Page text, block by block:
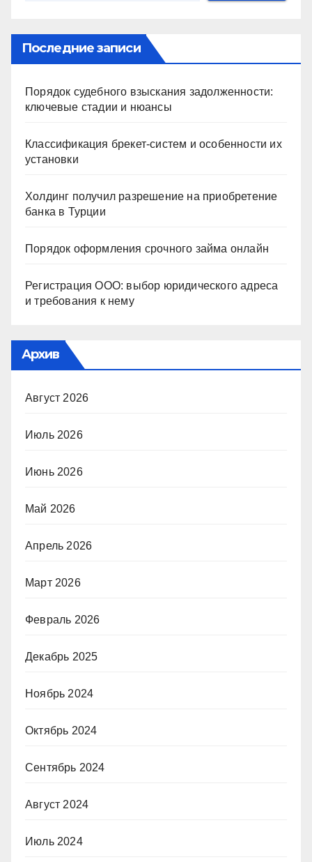
Последние записи
Порядок судебного взыскания задолженности:
ключевые стадии и нюансы
Классификация брекет-систем и особенности их
установки
Холдинг получил разрешение на приобретение
банка в Турции
Порядок оформления срочного займа онлайн
Регистрация ООО: выбор юридического адреса
и требования к нему
Архив
Август 2026
Июль 2026
Июнь 2026
Май 2026
Апрель 2026
Март 2026
Февраль 2026
Декабрь 2025
Ноябрь 2024
Октябрь 2024
Сентябрь 2024
Август 2024
Июль 2024